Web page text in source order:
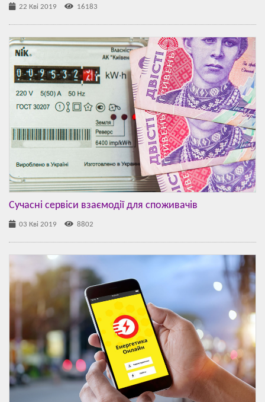
22 Кві 2019 16183
Сучасні сервіси взаємодії для споживачів
03 Кві 2019 8802